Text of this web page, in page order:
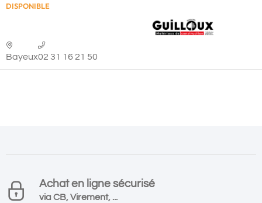
DISPONIBLE
Bayeux02 31 16 21 50
Achat en ligne sécurisé
via CB, Virement, ...